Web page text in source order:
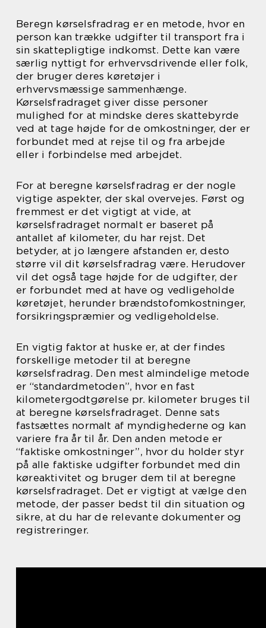
Beregn kørselsfradrag er en metode, hvor en
person kan trække udgifter til transport fra i
sin skattepligtige indkomst. Dette kan være
særlig nyttigt for erhvervsdrivende eller folk,
der bruger deres køretøjer i
erhvervsmæssige sammenhænge.
Kørselsfradraget giver disse personer
mulighed for at mindske deres skattebyrde
ved at tage højde for de omkostninger, der er
forbundet med at rejse til og fra arbejde
eller i forbindelse med arbejdet.
For at beregne kørselsfradrag er der nogle
vigtige aspekter, der skal overvejes. Først og
fremmest er det vigtigt at vide, at
kørselsfradraget normalt er baseret på
antallet af kilometer, du har rejst. Det
betyder, at jo længere afstanden er, desto
større vil dit kørselsfradrag være. Herudover
vil det også tage højde for de udgifter, der
er forbundet med at have og vedligeholde
køretøjet, herunder brændstofomkostninger,
forsikringspræmier og vedligeholdelse.
En vigtig faktor at huske er, at der findes
forskellige metoder til at beregne
kørselsfradrag. Den mest almindelige metode
er “standardmetoden”, hvor en fast
kilometergodtgørelse pr. kilometer bruges til
at beregne kørselsfradraget. Denne sats
fastsættes normalt af myndighederne og kan
variere fra år til år. Den anden metode er
“faktiske omkostninger”, hvor du holder styr
på alle faktiske udgifter forbundet med din
køreaktivitet og bruger dem til at beregne
kørselsfradraget. Det er vigtigt at vælge den
metode, der passer bedst til din situation og
sikre, at du har de relevante dokumenter og
registreringer.